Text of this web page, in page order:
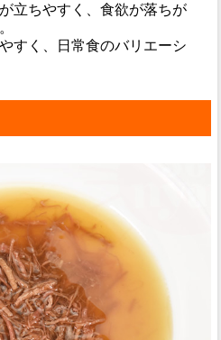
立ちやすく、食欲が落ちが
すく、日常食のバリエーシ